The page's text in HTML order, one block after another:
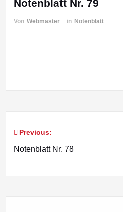
Notenblatt Nr. 79
Von Webmaster in Notenblatt
Beitragsnavigation
Previous:
Notenblatt Nr. 78